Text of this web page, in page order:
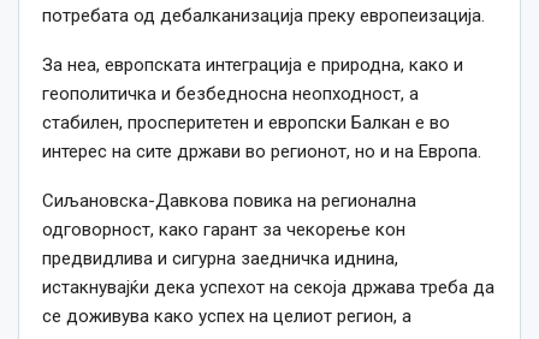
потребата од дебалканизација преку европеизација.
За неа, европската интеграција е природна, како и
геополитичка и безбедносна неопходност, а
стабилен, просперитетен и европски Балкан е во
интерес на сите држави во регионот, но и на Европа.
Сиљановска-Давкова повика на регионална
одговорност, како гарант за чекорење кон
предвидлива и сигурна заедничка иднина,
истакнувајќи дека успехот на секоја држава треба да
се доживува како успех на целиот регион, а